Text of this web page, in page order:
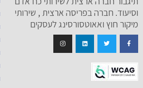
וסיעוד. חברה בפריסה ארצית , שירותי
מיקור חוץ ואאוטסורסינג לעסקים